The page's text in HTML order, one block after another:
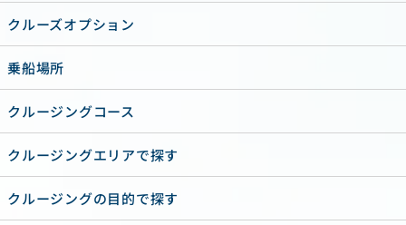
クルーズオプション
乗船場所
クルージングコース
クルージングエリアで探す
クルージングの目的で探す